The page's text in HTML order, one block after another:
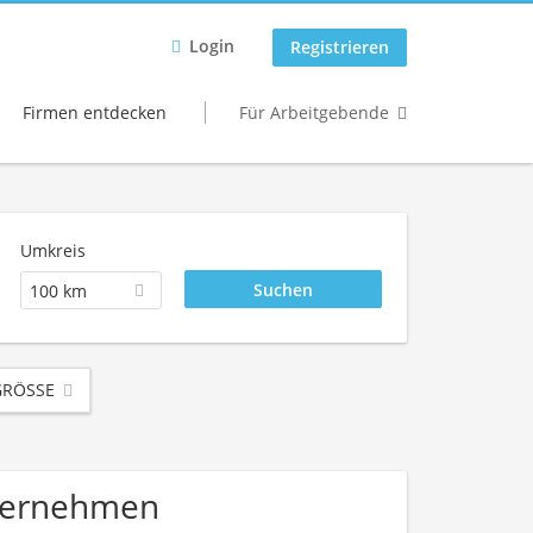
Login Registrieren
Firmen entdecken Für Arbeitgebende
Umkreis
100 km